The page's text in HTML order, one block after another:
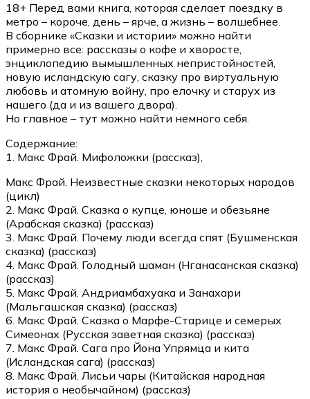
18+ Перед вами книга, которая сделает поездку в
метро – короче, день – ярче, а жизнь – волшебнее.
В сборнике «Сказки и истории» можно найти
примерно все: рассказы о кофе и хворосте,
энциклопедию вымышленных непристойностей,
новую исландскую сагу, сказку про виртуальную
любовь и атомную войну, про елочку и старух из
нашего (да и из вашего двора).
Но главное – тут можно найти немного себя.
Содержание:
1. Макс Фрай. Мифоложки (рассказ),
Макс Фрай. Неизвестные сказки некоторых народов
(цикл)
2. Макс Фрай. Сказка о купце, юноше и обезьяне
(Арабская сказка) (рассказ)
3. Макс Фрай. Почему люди всегда спят (Бушменская
сказка) (рассказ)
4. Макс Фрай. Голодный шаман (Нганасанская сказка)
(рассказ)
5. Макс Фрай. Андриамбахуака и Занахари
(Мальгашская сказка) (рассказ)
6. Макс Фрай. Сказка о Марфе-Старице и семерых
Симеонах (Русская заветная сказка) (рассказ)
7. Макс Фрай. Сага про Йона Упрямца и кита
(Исландская сага) (рассказ)
8. Макс Фрай. Лисьи чары (Китайская народная
история о необычайном) (рассказ)